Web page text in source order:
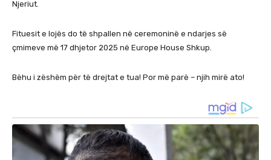
Njeriut.
Fituesit e lojës do të shpallen në ceremoninë e ndarjes së
çmimeve më 17 dhjetor 2025 në Europe House Shkup.
Bëhu i zëshëm për të drejtat e tua! Por më parë – njih mirë ato!